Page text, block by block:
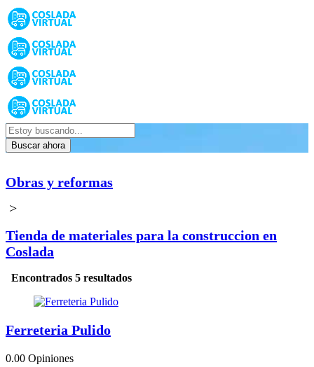
Buscar ahora
Obras y reformas
>
Tienda de materiales para la construccion en
Coslada
Encontrados 5 resultados
Ferreteria Pulido
0.00 Opiniones